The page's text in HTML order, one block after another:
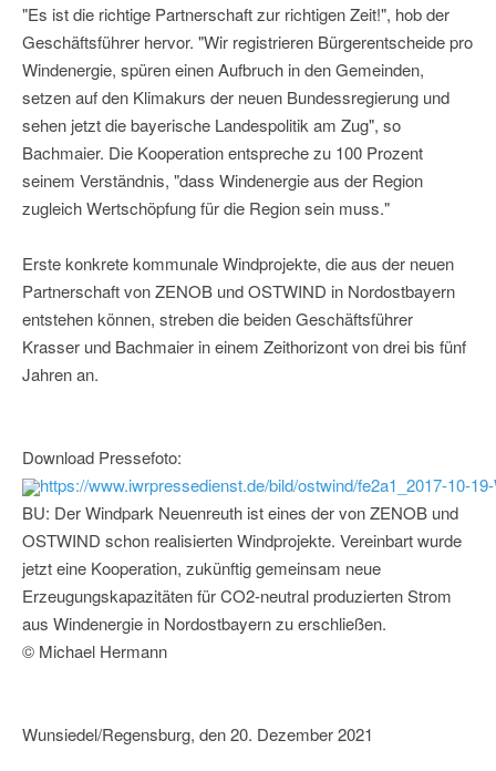
"Es ist die richtige Partnerschaft zur richtigen Zeit!", hob der
Geschäftsführer hervor. "Wir registrieren Bürgerentscheide pro
Windenergie, spüren einen Aufbruch in den Gemeinden,
setzen auf den Klimakurs der neuen Bundessregierung und
sehen jetzt die bayerische Landespolitik am Zug", so
Bachmaier. Die Kooperation entspreche zu 100 Prozent
seinem Verständnis, "dass Windenergie aus der Region
zugleich Wertschöpfung für die Region sein muss."
Erste konkrete kommunale Windprojekte, die aus der neuen
Partnerschaft von ZENOB und OSTWIND in Nordostbayern
entstehen können, streben die beiden Geschäftsführer
Krasser und Bachmaier in einem Zeithorizont von drei bis fünf
Jahren an.
Download Pressefoto:
https://www.iwrpressedienst.de/bild/ostwind/fe2a1_2017-10-
BU: Der Windpark Neuenreuth ist eines der von ZENOB und
OSTWIND schon realisierten Windprojekte. Vereinbart wurde
jetzt eine Kooperation, zukünftig gemeinsam neue
Erzeugungskapazitäten für CO2-neutral produzierten Strom
aus Windenergie in Nordostbayern zu erschließen.
© Michael Hermann
Wunsiedel/Regensburg, den 20. Dezember 2021